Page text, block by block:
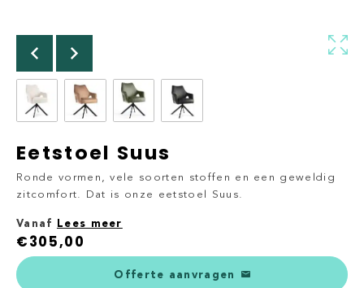
Eetstoel Suus
Ronde vormen, vele soorten stoffen en een geweldig
zitcomfort. Dat is onze eetstoel Suus.
Vanaf Lees meer
€305,00
Offerte aanvragen